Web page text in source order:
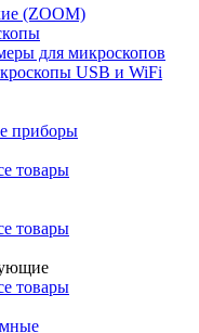
(ZOOM)
для микроскопов
USB и WiFi
приборы
товары
товары
товары